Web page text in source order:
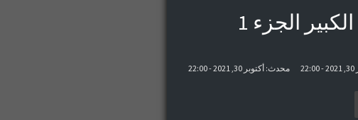
محدث: أكتوبر 30, 2021 - 22:00